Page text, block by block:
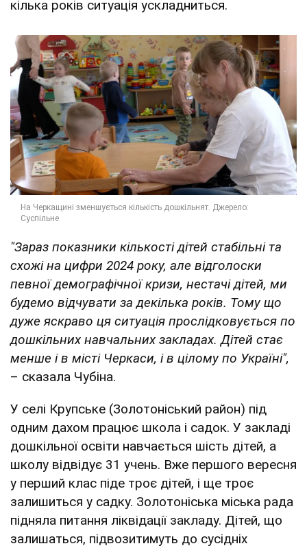
кілька років ситуація ускладниться.
"Зараз показники кількості дітей стабільні та
схожі на цифри 2024 року, але відголоски
певної демографічної кризи, нестачі дітей, ми
будемо відчувати за декілька років. Тому що
дуже яскраво ця ситуація прослідковується по
дошкільних навчальних закладах. Дітей стає
менше і в місті Черкаси, і в цілому по Україні",
– сказала Чубіна.
У селі Крупське (Золотоніський район) під
одним дахом працює школа і садок. У закладі
дошкільної освіти навчається шість дітей, а
школу відвідує 31 учень. Вже першого вересня
у перший клас піде троє дітей, і ще троє
залишиться у садку. Золотоніська міська рада
підняла питання ліквідації закладу. Дітей, що
залишаться, підвозитимуть до сусідніх